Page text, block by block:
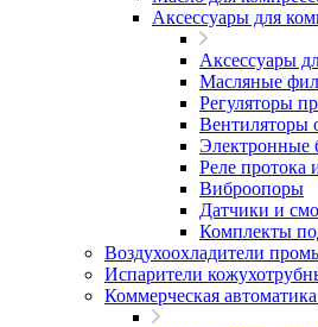
Аксессуары для
Аксессуары
Масляные
Регуляторы
Вентиляторы
Электронные
Реле протока
Виброопоры
Датчики и
Комплекты
Воздухоохладители
Испарители
Коммерческая автоматика